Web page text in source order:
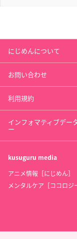
にじめんについて
お問い合わせ
利用規約
インフォマティブデー
ー
kusuguru media
アニメ情報［にじめん］
メンタルケア［ココロジ